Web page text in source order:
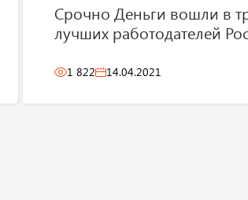
Срочно Деньги вошли в
лучших работодателей
1 822 14.04.2021